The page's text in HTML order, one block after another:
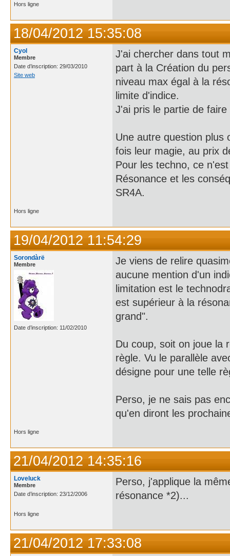
Hors ligne
18/04/2012 15:35:08
Cyol
Membre
Date d’inscription: 29/03/2010
Site web
J'ai chercher dans tout
part à la Création du
niveau max égal à la
limite d'indice.
J'ai pris le partie de
Une autre question plus
fois leur magie, au prix
Pour les techno, ce
Résonance et les
SR4A.
Hors ligne
19/04/2012 11:54:29
Sorondàrë
Membre
Date d’inscription: 11/02/2010
Je viens de relire
aucune mention d'un
limitation est le
est supérieur à la
grand".
Du coup, soit on joue la
règle. Vu le parallèle
désigne pour une telle
Perso, je ne sais pas
qu'en diront les
Hors ligne
21/04/2012 14:35:16
Loveluck
Membre
Date d’inscription: 23/12/2006
Perso, j'applique la
résonance *2)...
Hors ligne
21/04/2012 17:33:08